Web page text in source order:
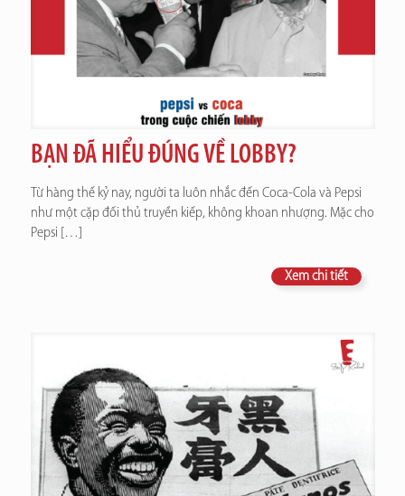
BẠN ĐÃ HIỂU ĐÚNG VỀ LOBBY?
Từ hàng thế kỷ nay, người ta luôn nhắc đến Coca-Cola và Pepsi
như một cặp đối thủ truyền kiếp, không khoan nhượng. Mặc cho
Pepsi […]
Xem chi tiết